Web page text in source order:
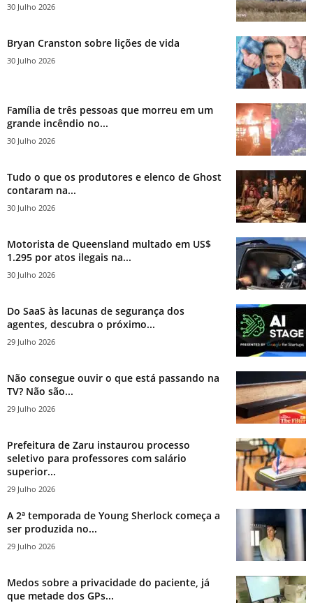
30 Julho 2026
Bryan Cranston sobre lições de vida
30 Julho 2026
Família de três pessoas que morreu em um
grande incêndio no...
30 Julho 2026
Tudo o que os produtores e elenco de Ghost
contaram na...
30 Julho 2026
Motorista de Queensland multado em US$
1.295 por atos ilegais na...
30 Julho 2026
Do SaaS às lacunas de segurança dos
agentes, descubra o próximo...
29 Julho 2026
Não consegue ouvir o que está passando na
TV? Não são...
29 Julho 2026
Prefeitura de Zaru instaurou processo
seletivo para professores com salário
superior...
29 Julho 2026
A 2ª temporada de Young Sherlock começa a
ser produzida no...
29 Julho 2026
Medos sobre a privacidade do paciente, já
que metade dos GPs...